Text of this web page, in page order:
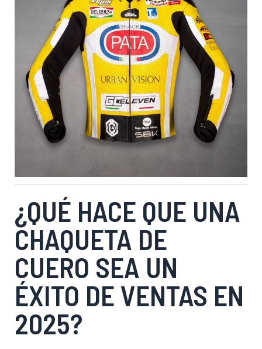
¿QUÉ HACE QUE UNA
CHAQUETA DE
CUERO SEA UN
ÉXITO DE VENTAS EN
2025?